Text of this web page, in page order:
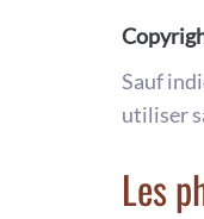
Sauf
utiliser
Les